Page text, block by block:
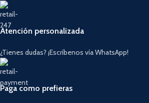
Atención personalizada
¿Tienes dudas? ¡Escríbenos vía WhatsApp!
Paga como prefieras